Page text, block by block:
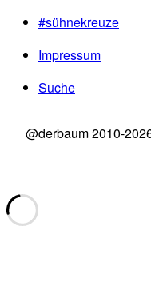
#sühnekreuze
Impressum
Suche
@derbaum 2010-